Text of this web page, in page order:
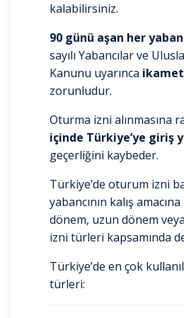
kalabilirsiniz.
90 günü aşan her
sayılı Yabancılar ve
Kanunu uyarınca
zorunludur.
Oturma izni alınmasına
içinde Türkiye’ye giriş
geçerliğini kaybeder.
Türkiye’de oturum izni
yabancının kalış
dönem, uzun dönem
izni türleri kapsamında
Türkiye’de en çok
türleri: